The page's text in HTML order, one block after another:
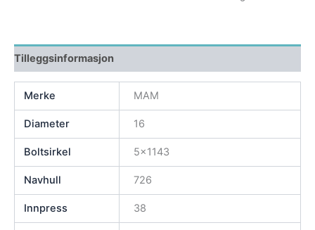
Tilleggsinformasjon
Merke MAM
Diameter 16
Boltsirkel 5×1143
Navhull 726
Innpress 38